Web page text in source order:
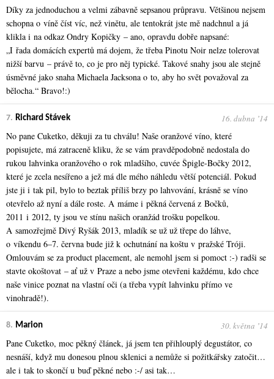
Díky za jednoduchou a velmi zábavně sepsanou průpravu. Většinou nejsem
schopna o víně číst víc, než vinětu, ale tentokrát jste mě nadchnul a já
klikla i na odkaz Ondry Kopičky – ano, opravdu dobře napsané:
„I řada domácích expertů má dojem, že třeba Pinotu Noir nelze tolerovat
nižší barvu – právě to, co je pro něj typické. Takové snahy jsou ale stejně
úsměvné jako snaha Michaela Jacksona o to, aby ho svět považoval za
bělocha.“ Bravo!:)
7. Richard Stávek 16. dubna ʼ14
No pane Cuketko, děkuji za tu chválu! Naše oranžové víno, které
popisujete, má zatraceně kliku, že se vám pravděpodobně nedostala do
rukou lahvinka oranžového o rok mladšího, cuvée Špigle-Bočky 2012,
které je zcela nesířeno a jež má dle mého náhledu větší potenciál. Pokud
jste ji i tak pil, bylo to beztak příliš brzy po lahvování, krásně se víno
otevřelo až nyní a dále roste. A máme i pěkná červená z Bočků,
2011 i 2012, ty jsou ve stínu našich oranžád trošku popelkou.
A samozřejmě Divý Ryšák 2013, mladík se už už třepe do láhve,
o víkendu 6–7. června bude již k ochutnání na koštu v pražské Tróji.
Omlouvám se za product placement, ale nemohl jsem si pomoct :-) radši se
stavte okoštovat – ať už v Praze a nebo jsme otevřeni každému, kdo chce
naše vinice poznat na vlastní oči (a třeba vypít lahvinku přímo ve
vinohradě!).
8. Marion 30. května ʼ14
Pane Cuketko, moc pěkný článek, já jsem ten přihlouplý degustátor, co
nesnáší, když mu donesou plnou sklenici a nemůže si požitkářsky zatočit…
ale i tak to skončí u buď pěkné nebo :-/ asi tak…